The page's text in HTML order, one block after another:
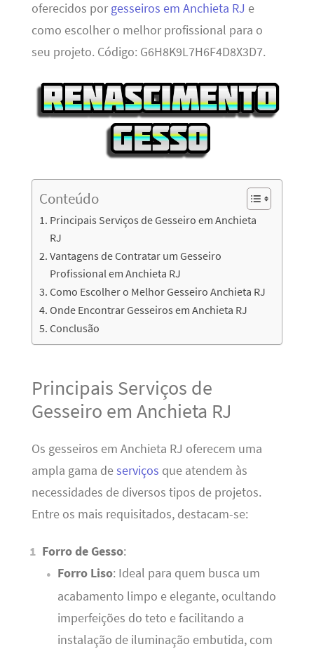
oferecidos por gesseiros em Anchieta RJ e
como escolher o melhor profissional para o
seu projeto. Código: G6H8K9L7H6F4D8X3D7.
Conteúdo
Principais Serviços de Gesseiro em Anchieta
RJ
Vantagens de Contratar um Gesseiro
Profissional em Anchieta RJ
Como Escolher o Melhor Gesseiro Anchieta RJ
Onde Encontrar Gesseiros em Anchieta RJ
Conclusão
Principais Serviços de
Gesseiro em Anchieta RJ
Os gesseiros em Anchieta RJ oferecem uma
ampla gama deserviços que atendem às
necessidades de diversos tipos de projetos.
Entre os mais requisitados, destacam-se:
Forro de Gesso:
Forro Liso: Ideal para quem busca um
acabamento limpo e elegante, ocultando
imperfeições do teto e facilitando a
instalação de iluminação embutida, com